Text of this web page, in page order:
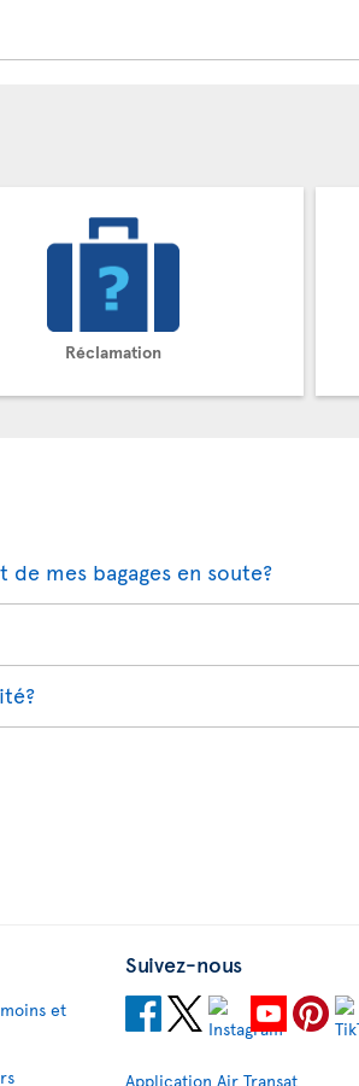
Réclamation
mes bagages en soute?
et
Suivez-nous
Application Air Transat